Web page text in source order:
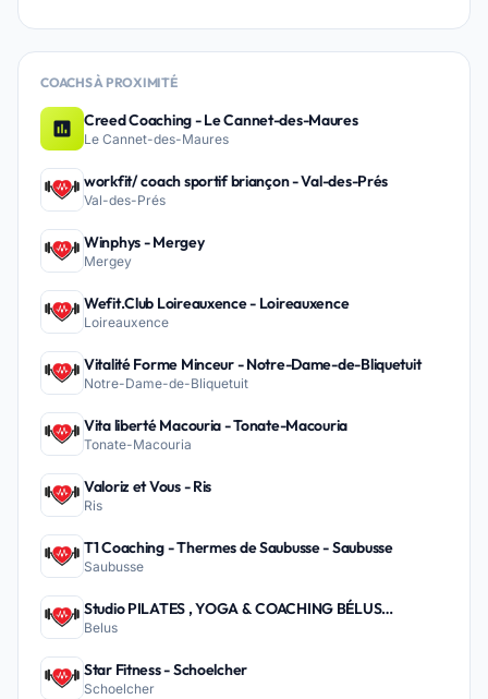
COACHS À PROXIMITÉ
Creed Coaching - Le Cannet-des-Maures
Le Cannet-des-Maures
workfit/ coach sportif briançon - Val-des-Prés
Val-des-Prés
Winphys - Mergey
Mergey
Wefit.Club Loireauxence - Loireauxence
Loireauxence
Vitalité Forme Minceur - Notre-Dame-de-Bliquetuit
Notre-Dame-de-Bliquetuit
Vita liberté Macouria - Tonate-Macouria
Tonate-Macouria
Valoriz et Vous - Ris
Ris
T1 Coaching - Thermes de Saubusse - Saubusse
Saubusse
Studio PILATES , YOGA & COACHING BÉLUS
PEYREHORADE - Belus
Belus
Star Fitness - Schoelcher
Schoelcher